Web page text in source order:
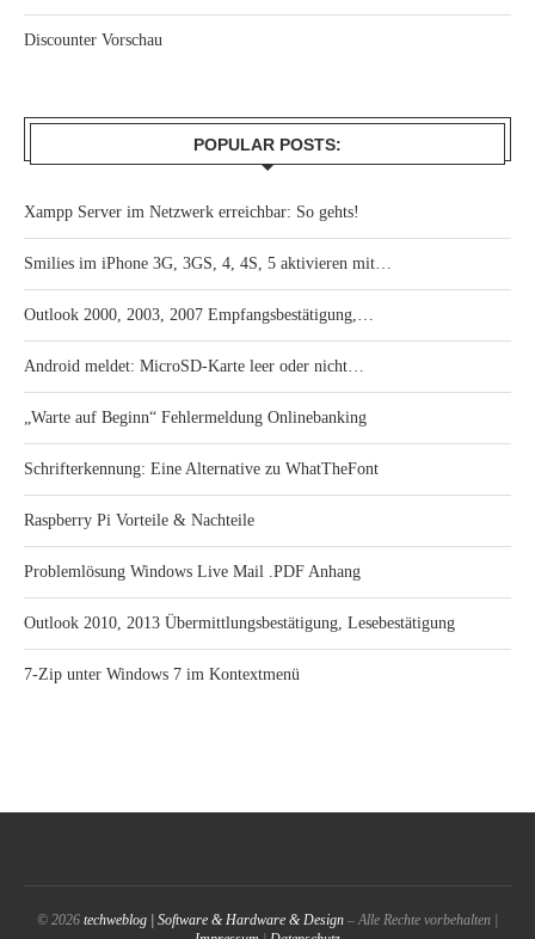
Discounter Vorschau
POPULAR POSTS:
Xampp Server im Netzwerk erreichbar: So gehts!
Smilies im iPhone 3G, 3GS, 4, 4S, 5 aktivieren mit…
Outlook 2000, 2003, 2007 Empfangsbestätigung,…
Android meldet: MicroSD-Karte leer oder nicht…
„Warte auf Beginn“ Fehlermeldung Onlinebanking
Schrifterkennung: Eine Alternative zu WhatTheFont
Raspberry Pi Vorteile & Nachteile
Problemlösung Windows Live Mail .PDF Anhang
Outlook 2010, 2013 Übermittlungsbestätigung, Lesebestätigung
7-Zip unter Windows 7 im Kontextmenü
© 2026 techweblog | Software & Hardware & Design – Alle Rechte vorbehalten |